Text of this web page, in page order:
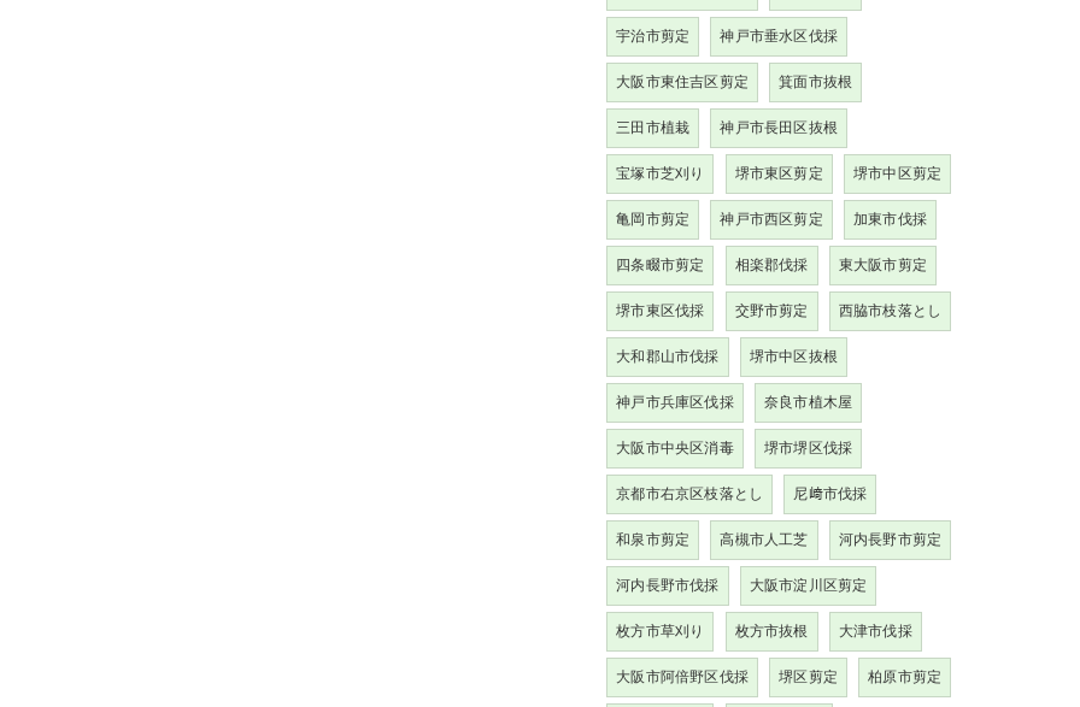
宇治市剪定 神戸市垂水区伐採
大阪市東住吉区剪定 箕面市抜根
三田市植栽 神戸市長田区抜根
宝塚市芝刈り 堺市東区剪定 堺市中区剪定
亀岡市剪定 神戸市西区剪定 加東市伐採
四条畷市剪定 相楽郡伐採 東大阪市剪定
堺市東区伐採 交野市剪定 西脇市枝落とし
大和郡山市伐採 堺市中区抜根
神戸市兵庫区伐採 奈良市植木屋
大阪市中央区消毒 堺市堺区伐採
京都市右京区枝落とし 尼﨑市伐採
和泉市剪定 高槻市人工芝 河内長野市剪定
河内長野市伐採 大阪市淀川区剪定
枚方市草刈り 枚方市抜根 大津市伐採
大阪市阿倍野区伐採 堺区剪定 柏原市剪定